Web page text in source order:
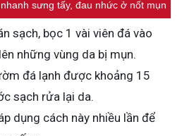
sưng tấy, đau nhức ở nốt mụn
sạch, bọc 1 vài viên đá vào
những vùng da bị mụn.
đá lạnh được khoảng 15
sạch rửa lại da.
dụng cách này nhiều lần để